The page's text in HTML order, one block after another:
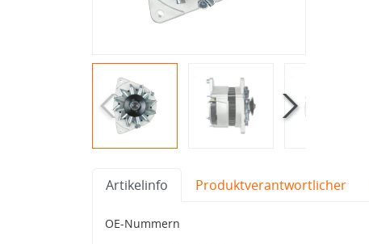
Artikelinfo Produktverantwortlicher
OE-Nummern